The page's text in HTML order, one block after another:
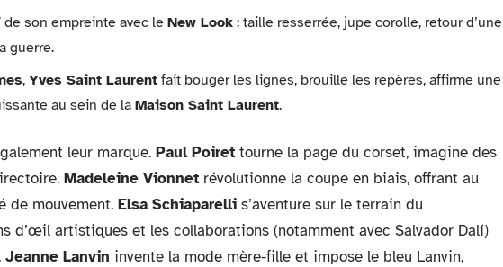
de son empreinte avec le New Look : taille resserrée, jupe corolle, retour d’une
guerre.
, Yves Saint Laurent fait bouger les lignes, brouille les repères, affirme une
au sein de la Maison Saint Laurent.
leur marque. Paul Poiret tourne la page du corset, imagine des
Madeleine Vionnet révolutionne la coupe en biais, offrant au
de mouvement. Elsa Schiaparelli s’aventure sur le terrain du
d’œil artistiques et les collaborations (notamment avec Salvador Dalí)
Jeanne Lanvin invente la mode mère-fille et impose le bleu Lanvin,